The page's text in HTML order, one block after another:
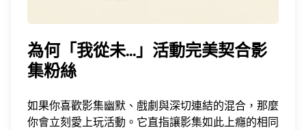
為何「我從未...」活動完美契合影
集粉絲
如果你喜歡影集幽默、戲劇與深切連結的混合，那麼
你會立刻愛上玩活動。它直指讓影集如此上癮的相同